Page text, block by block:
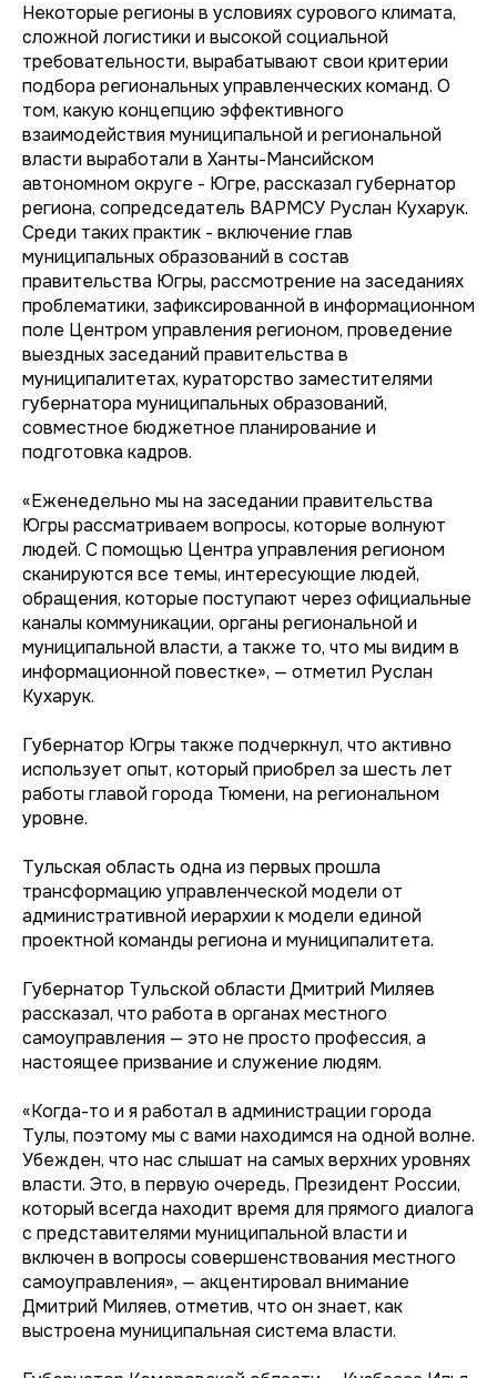
Некоторые регионы в условиях сурового климата,
сложной логистики и высокой социальной
требовательности, вырабатывают свои критерии
подбора региональных управленческих команд. О
том, какую концепцию эффективного
взаимодействия муниципальной и региональной
власти выработали в Ханты-Мансийском
автономном округе - Югре, рассказал губернатор
региона, сопредседатель ВАРМСУ Руслан Кухарук.
Среди таких практик - включение глав
муниципальных образований в состав
правительства Югры, рассмотрение на заседаниях
проблематики, зафиксированной в информационном
поле Центром управления регионом, проведение
выездных заседаний правительства в
муниципалитетах, кураторство заместителями
губернатора муниципальных образований,
совместное бюджетное планирование и
подготовка кадров.
«Еженедельно мы на заседании правительства
Югры рассматриваем вопросы, которые волнуют
людей. С помощью Центра управления регионом
сканируются все темы, интересующие людей,
обращения, которые поступают через официальные
каналы коммуникации, органы региональной и
муниципальной власти, а также то, что мы видим в
информационной повестке», — отметил Руслан
Кухарук.
Губернатор Югры также подчеркнул, что активно
использует опыт, который приобрел за шесть лет
работы главой города Тюмени, на региональном
уровне.
Тульская область одна из первых прошла
трансформацию управленческой модели от
административной иерархии к модели единой
проектной команды региона и муниципалитета.
Губернатор Тульской области Дмитрий Миляев
рассказал, что работа в органах местного
самоуправления — это не просто профессия, а
настоящее призвание и служение людям.
«Когда-то и я работал в администрации города
Тулы, поэтому мы с вами находимся на одной волне.
Убежден, что нас слышат на самых верхних уровнях
власти. Это, в первую очередь, Президент России,
который всегда находит время для прямого диалога
с представителями муниципальной власти и
включен в вопросы совершенствования местного
самоуправления», — акцентировал внимание
Дмитрий Миляев, отметив, что он знает, как
выстроена муниципальная система власти.